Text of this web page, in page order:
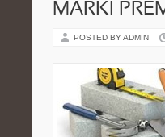
MARKI
POSTED BY ADMIN